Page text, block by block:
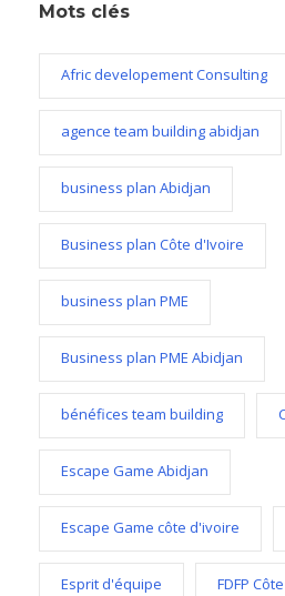
Mots clés
Afric developement Consulting
agence team building abidjan
business plan Abidjan
Business plan Côte d'Ivoire
business plan PME
Business plan PME Abidjan
bénéfices team building
Escape Game Abidjan
Escape Game côte d'ivoire
Esprit d'équipe FDFP